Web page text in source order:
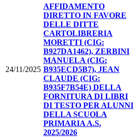
24/11/2025
AFFIDAMENTO
DIRETTO IN FAVORE
DELLE DITTE
CARTOLIBRERIA
MORETTI (CIG:
B927DA1462), ZERBINI
MANUELA (CIG:
B935ECD5B7), JEAN
CLAUDE (CIG:
B935F7B54E) DELLA
FORNITURA DI LIBRI
DI TESTO PER ALUNNI
DELLA SCUOLA
PRIMARIA A.S.
2025/2026